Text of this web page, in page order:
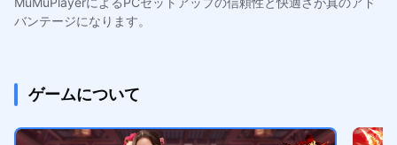
バンテージになります。
ゲームについて